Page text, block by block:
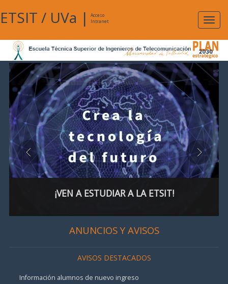
ETSIT / UVa |
Acceso
Intranet
¡VEN A ESTUDIAR A LA ETSIT!
ANUNCIOS Y AVISOS
AVISOS DESTACADOS
Información alumnos de nuevo ingreso